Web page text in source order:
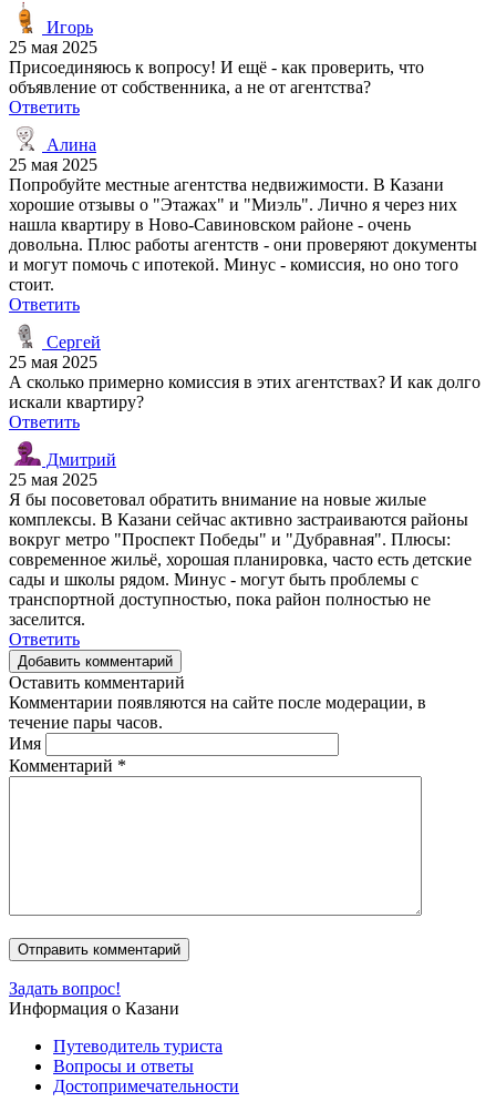
Игорь
25 мая 2025
Присоединяюсь к вопросу! И ещё - как проверить, что
объявление от собственника, а не от агентства?
Ответить
Алина
25 мая 2025
Попробуйте местные агентства недвижимости. В Казани
хорошие отзывы о "Этажах" и "Миэль". Лично я через них
нашла квартиру в Ново-Савиновском районе - очень
довольна. Плюс работы агентств - они проверяют документы
и могут помочь с ипотекой. Минус - комиссия, но оно того
стоит.
Ответить
Сергей
25 мая 2025
А сколько примерно комиссия в этих агентствах? И как долго
искали квартиру?
Ответить
Дмитрий
25 мая 2025
Я бы посоветовал обратить внимание на новые жилые
комплексы. В Казани сейчас активно застраиваются районы
вокруг метро "Проспект Победы" и "Дубравная". Плюсы:
современное жильё, хорошая планировка, часто есть детские
сады и школы рядом. Минус - могут быть проблемы с
транспортной доступностью, пока район полностью не
заселится.
Ответить
Добавить комментарий
Оставить комментарий
Комментарии появляются на сайте после модерации, в
течение пары часов.
Имя
Комментарий *
Задать вопрос!
Информация о Казани
Путеводитель туриста
Вопросы и ответы
Достопримечательности